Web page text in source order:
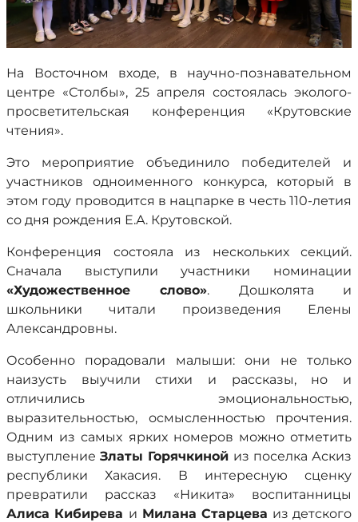
На Восточном входе, в научно-познавательном
центре «Столбы», 25 апреля состоялась эколого-
просветительская конференция «Крутовские
чтения».
Это мероприятие объединило победителей и
участников одноименного конкурса, который в
этом году проводится в нацпарке в честь 110-летия
со дня рождения Е.А. Крутовской.
Конференция состояла из нескольких секций.
Сначала выступили участники номинации
«Художественное слово». Дошколята и
школьники читали произведения Елены
Александровны.
Особенно порадовали малыши: они не только
наизусть выучили стихи и рассказы, но и
отличились эмоциональностью,
выразительностью, осмысленностью прочтения.
Одним из самых ярких номеров можно отметить
выступлениеЗлаты Горячкиной из поселка Аскиз
республики Хакасия. В интересную сценку
превратили рассказ «Никита» воспитанницы
Алиса Кибирева и Милана Старцева из детского